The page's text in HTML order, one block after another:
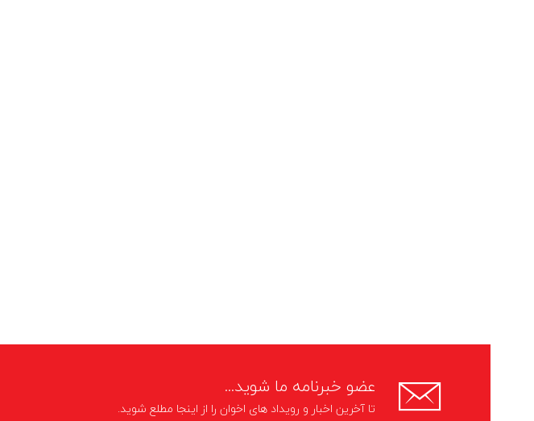
عضو خبرنامه ما شوید...
تا آخرین اخبار و رویداد های اخوان را از اینجا مطلع شوید.